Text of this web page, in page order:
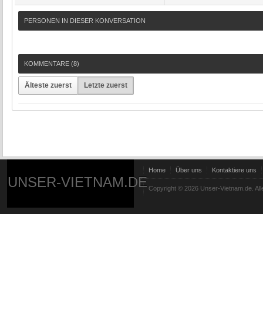
PERSONEN IN DIESER KONVERSATION
KOMMENTARE (8)
Älteste zuerst Letzte zuerst
UNSER-VIETNAM.DE
Home Über uns Kontaktiere uns
Copyright © 2026 Unser-Vietnam.de.